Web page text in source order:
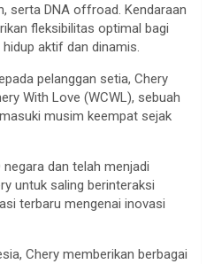
serta DNA offroad. Kendaraan
fleksibilitas optimal bagi
aktif dan dinamis.
pelanggan setia, Chery
With Love (WCWL), sebuah
musim keempat sejak
dan telah menjadi
untuk saling berinteraksi
terbaru mengenai inovasi
Chery memberikan berbagai